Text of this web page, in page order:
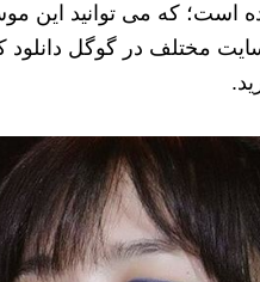
است؛ که می توانید این
سایت مختلف در گوگل دانلود